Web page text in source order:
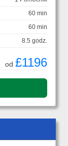
60 min
60 min
8.5 godz.
od £1196